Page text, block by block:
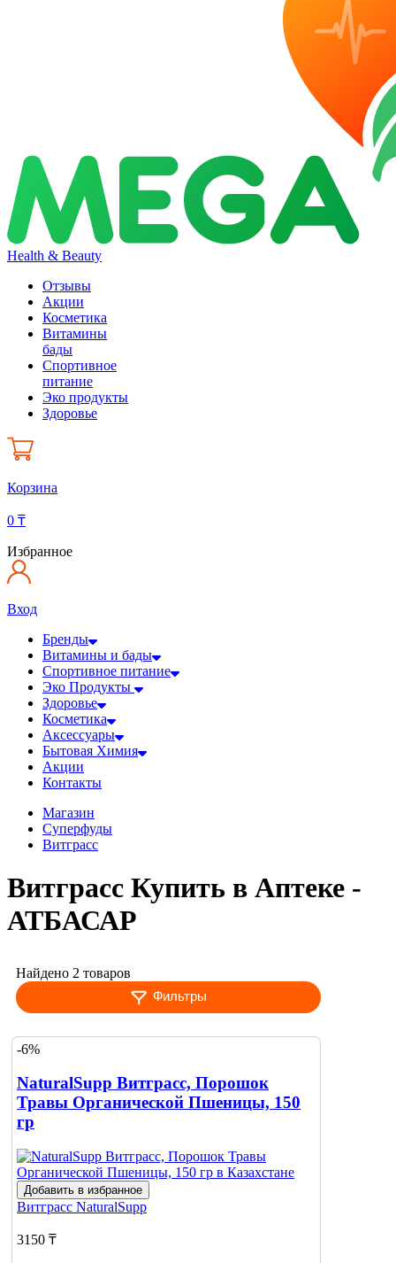
Health & Beauty
Отзывы
Акции
Косметика
Витамины
бады
Спортивное
питание
Эко продукты
Здоровье
Корзина
0 ₸
Избранное
Вход
Бренды
Витамины и бады
Спортивное питание
Эко Продукты
Здоровье
Косметика
Аксессуары
Бытовая Химия
Акции
Контакты
Магазин
Суперфуды
Витграсс
Витграсс Купить в Аптеке -
АТБАСАР
Найдено 2 товаров
Фильтры
-6%
NaturalSupp Витграсс, Порошок
Травы Органической Пшеницы, 150
гр
Добавить в избранное
Витграсс NaturalSupp
3150 ₸